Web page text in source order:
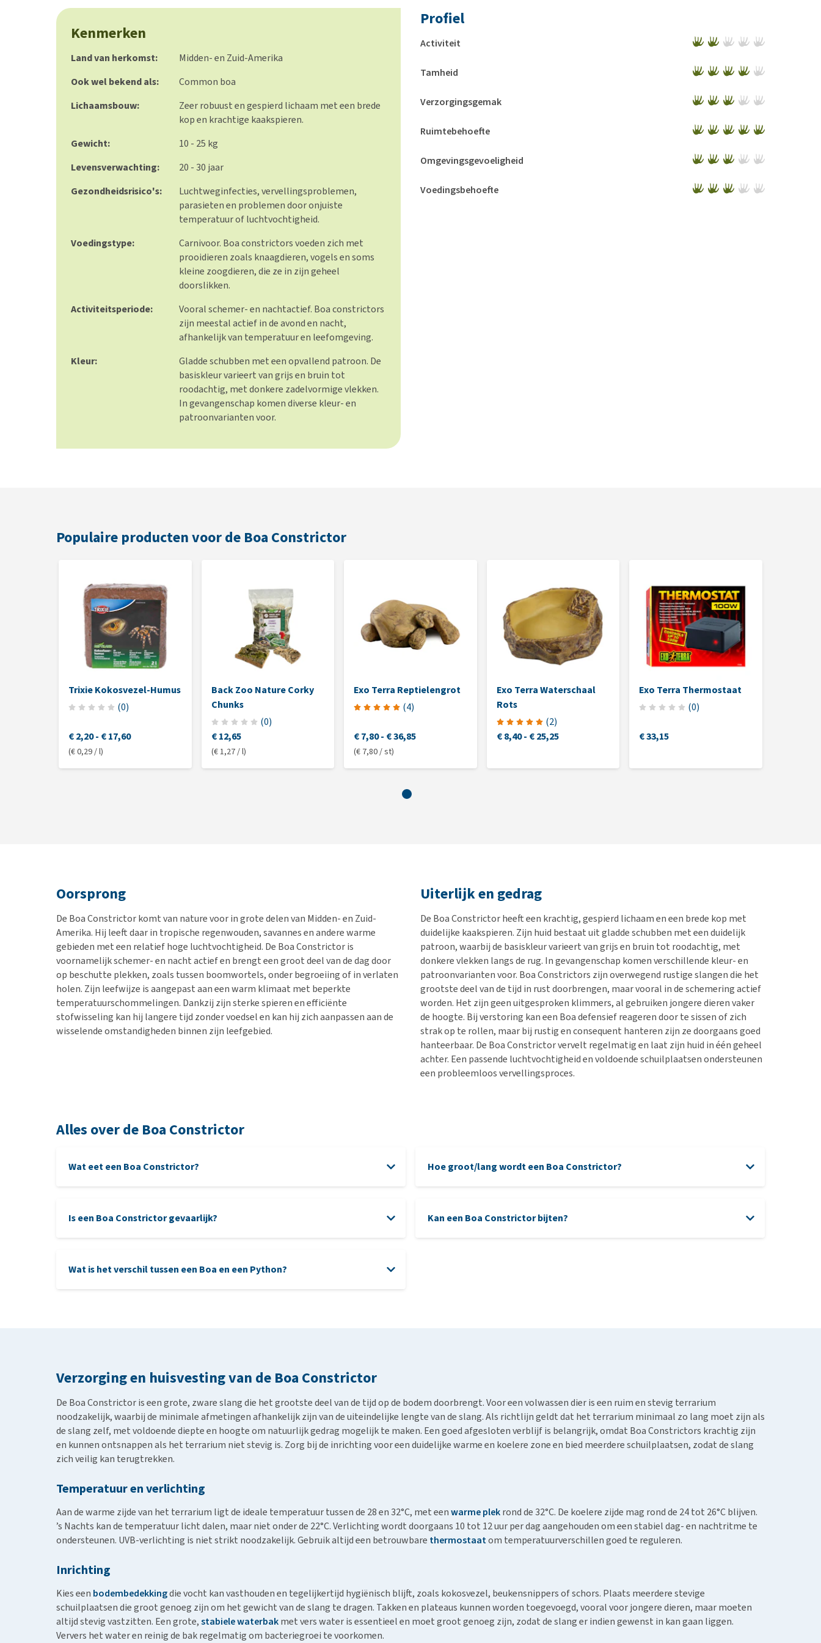
Kenmerken
Land van herkomst:
Midden- en Zuid-Amerika
Ook wel bekend als:
Common boa
Lichaamsbouw:
Zeer robuust en gespierd lichaam met een brede
kop en krachtige kaakspieren.
Gewicht:
10 - 25 kg
Levensverwachting:
20 - 30 jaar
Gezondheidsrisico's:
Luchtweginfecties, vervellingsproblemen,
parasieten en problemen door onjuiste
temperatuur of luchtvochtigheid.
Voedingstype:
Carnivoor. Boa constrictors voeden zich met
prooidieren zoals knaagdieren, vogels en soms
kleine zoogdieren, die ze in zijn geheel
doorslikken.
Activiteitsperiode:
Vooral schemer- en nachtactief. Boa constrictors
zijn meestal actief in de avond en nacht,
afhankelijk van temperatuur en leefomgeving.
Kleur:
Gladde schubben met een opvallend patroon. De
basiskleur varieert van grijs en bruin tot
roodachtig, met donkere zadelvormige vlekken.
In gevangenschap komen diverse kleur- en
patroonvarianten voor.
Profiel
Activiteit
Tamheid
Verzorgingsgemak
Ruimtebehoefte
Omgevingsgevoeligheid
Voedingsbehoefte
Populaire producten voor de Boa Constrictor
Trixie Kokosvezel-Humus
(0)
€ 2,20- € 17,60
(€ 0,29 / l)
Back Zoo Nature Corky
Chunks
(0)
€ 12,65
(€ 1,27 / l)
Exo Terra Reptielengrot
(4)
€ 7,80- € 36,85
(€ 7,80 / st)
Exo Terra Waterschaal
Rots
(2)
€ 8,40 - € 25,25
Exo Terra Thermostaat
(0)
€ 33,15
Oorsprong
De Boa Constrictor komt van nature voor in grote delen van Midden- en Zuid-
Amerika. Hij leeft daar in tropische regenwouden, savannes en andere warme
gebieden met een relatief hoge luchtvochtigheid. De Boa Constrictor is
voornamelijk schemer- en nacht actief en brengt een groot deel van de dag door
op beschutte plekken, zoals tussen boomwortels, onder begroeiing of in verlaten
holen. Zijn leefwijze is aangepast aan een warm klimaat met beperkte
temperatuurschommelingen. Dankzij zijn sterke spieren en efficiënte
stofwisseling kan hij langere tijd zonder voedsel en kan hij zich aanpassen aan de
wisselende omstandigheden binnen zijn leefgebied.
Uiterlijk en gedrag
De Boa Constrictor heeft een krachtig, gespierd lichaam en een brede kop met
duidelijke kaakspieren. Zijn huid bestaat uit gladde schubben met een duidelijk
patroon, waarbij de basiskleur varieert van grijs en bruin tot roodachtig, met
donkere vlekken langs de rug. In gevangenschap komen verschillende kleur- en
patroonvarianten voor. Boa Constrictors zijn overwegend rustige slangen die het
grootste deel van de tijd in rust doorbrengen, maar vooral in de schemering actief
worden. Het zijn geen uitgesproken klimmers, al gebruiken jongere dieren vaker
de hoogte. Bij verstoring kan een Boa defensief reageren door te sissen of zich
strak op te rollen, maar bij rustig en consequent hanteren zijn ze doorgaans goed
hanteerbaar. De Boa Constrictor vervelt regelmatig en laat zijn huid in één geheel
achter. Een passende luchtvochtigheid en voldoende schuilplaatsen ondersteunen
een probleemloos vervellingsproces.
Alles over de Boa Constrictor
Wat eet een Boa Constrictor?
Is een Boa Constrictor gevaarlijk?
Wat is het verschil tussen een Boa en een Python?
Hoe groot/lang wordt een Boa Constrictor?
Kan een Boa Constrictor bijten?
Verzorging en huisvesting van de Boa Constrictor
De Boa Constrictor is een grote, zware slang die het grootste deel van de tijd op de bodem doorbrengt. Voor een volwassen dier is een ruim en stevig terrarium
noodzakelijk, waarbij de minimale afmetingen afhankelijk zijn van de uiteindelijke lengte van de slang. Als richtlijn geldt dat het terrarium minimaal zo lang moet zijn als
de slang zelf, met voldoende diepte en hoogte om natuurlijk gedrag mogelijk te maken. Een goed afgesloten verblijf is belangrijk, omdat Boa Constrictors krachtig zijn
en kunnen ontsnappen als het terrarium niet stevig is. Zorg bij de inrichting voor een duidelijke warme en koelere zone en bied meerdere schuilplaatsen, zodat de slang
zich veilig kan terugtrekken.
Temperatuur en verlichting
Aan de warme zijde van het terrarium ligt de ideale temperatuur tussen de 28 en 32°C, met eenwarme plekrond de 32°C. De koelere zijde mag rond de 24 tot 26°C blijven.
’s Nachts kan de temperatuur licht dalen, maar niet onder de 22°C. Verlichting wordt doorgaans 10 tot 12 uur per dag aangehouden om een stabiel dag- en nachtritme te
ondersteunen. UVB-verlichting is niet strikt noodzakelijk. Gebruik altijd een betrouwbare thermostaatom temperatuurverschillen goed te reguleren.
Inrichting
Kies een bodembedekkingdie vocht kan vasthouden en tegelijkertijd hygiënisch blijft, zoals kokosvezel, beukensnippers of schors. Plaats meerdere stevige
schuilplaatsen die groot genoeg zijn om het gewicht van de slang te dragen. Takken en plateaus kunnen worden toegevoegd, vooral voor jongere dieren, maar moeten
altijd stevig vastzitten. Een grote,stabiele waterbakmet vers water is essentieel en moet groot genoeg zijn, zodat de slang er indien gewenst in kan gaan liggen.
Ververs het water en reinig de bak regelmatig om bacteriegroei te voorkomen.